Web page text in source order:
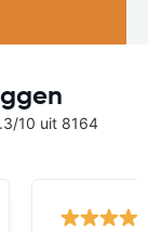
10 uit 8164